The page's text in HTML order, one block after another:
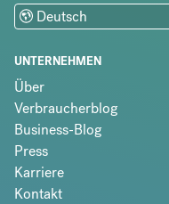
UNTERNEHMEN
Über
Verbraucherblog
Business-Blog
Press
Karriere
Kontakt